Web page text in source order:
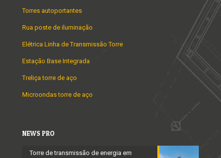
Torres autoportantes
Rua poste de iluminação
Elétrica Linha de Transmissão Torre
Estação Base Integrada
Treliça torre de aço
Microondas torre de aço
NEWS PRO
Torre de transmissão de energia em